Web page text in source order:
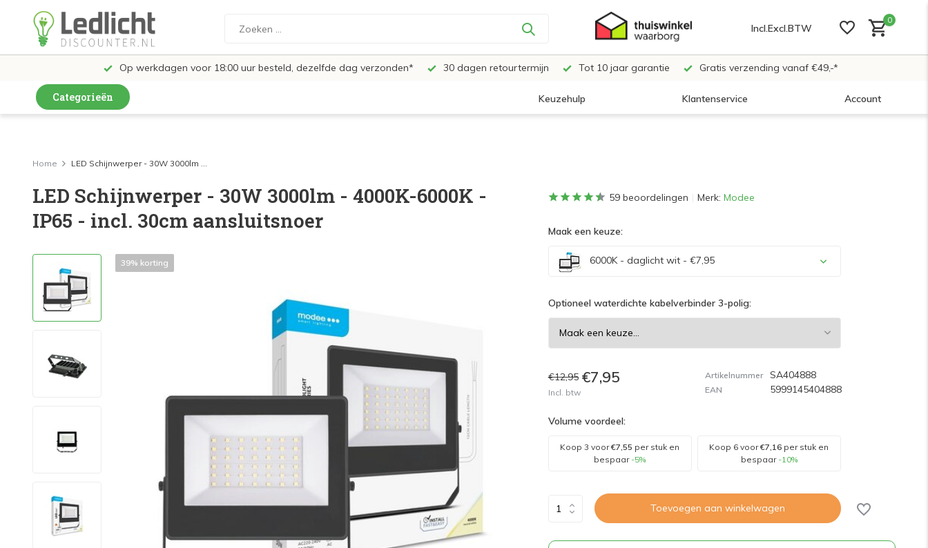
Incl.Excl.BTW
0
Op werkdagen voor 18:00 uur besteld, dezelfde dag verzonden* 30 dagen retourtermijn Tot 10 jaar garantie Gratis verzending vanaf €49,-*
Categorieën Keuzehulp Klantenservice Account
LED Railspots
LED Panelen
LED TL
LED Schijnwerpers
LED High Bay lampen
LED Buitenverlichting
Mega Sale
Home LED Schijnwerper - 30W 3000lm ...
LED Schijnwerper - 30W 3000lm - 4000K-6000K -
IP65 - incl. 30cm aansluitsnoer
39% korting
59 beoordelingen Merk: Modee
Maak een keuze:
6000K - daglicht wit - €7,95
Optioneel waterdichte kabelverbinder 3-polig:
€12,95 €7,95
Incl. btw
Artikelnummer SA404888
EAN 5999145404888
Volume voordeel:
Koop 3 voor€7,55 per stuk en
bespaar -5%
Koop 6 voor€7,16 per stuk en
bespaar -10%
Toevoegen aan winkelwagen